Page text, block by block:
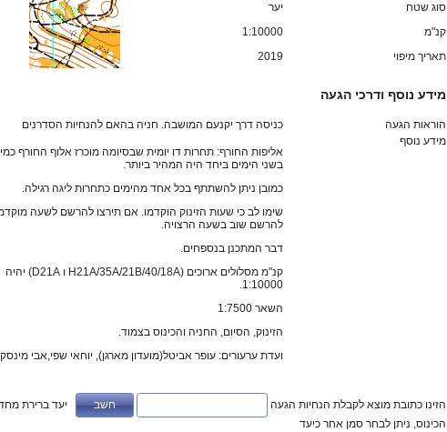
סוג שטח
יער
קנ"מ
1:10000
תאריך מיפוי
2019
מידע נוסף ודרכי הגעה
הוראות הגעה
כניסה דרך יקנעם המושבה. חניה בהאם להנחיות הסדרנים
מידע נוסף
אליפות החורף: תחרות דו יומית שבסיומה מוכרז אלוף החורף
בשני הימים ביחד היה המהיר ביותר.
כמובן ניתן להשתתף בכל אחד מהימים כתחרות ליגה רגילה.
שימו לב כי שעות הזינוק הוקדמו. אם תירצו להרשם לשעה
להרשם שוב בשעה הרצויה.
דבר המתכנן בנספחים.
קנ"מ מסלולים ארוכים (H21A/35A/21B/40/18A ו D21A) יהיה
1:10000.
השאר 1:7500
הזינוק, הסיום, החניה והכינוס בצמוד.
ועדת ערעורים: עופר אביטל(מועדון מארגן), יוחאי שפי,אבי
הזינו כתובת מוצא לקבלת הנחיות הגעה
יעד ברירת
הכינוס, ניתן לבחר סמן אחר כיעד